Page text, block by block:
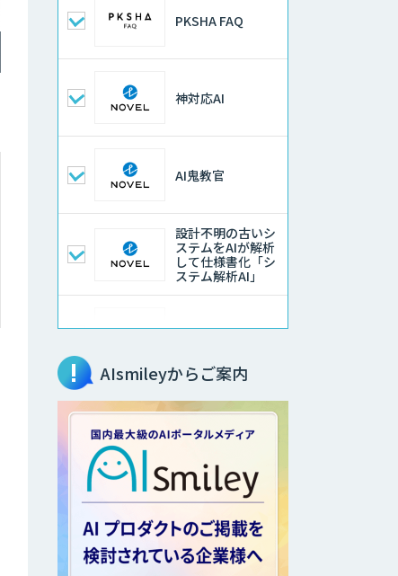
PKSHA FAQ
神対応AI
AI鬼教官
設計不明の古いシ
ステムをAIが解析
して仕様書化「シ
ステム解析AI」
LLMOチェキ
AIエージェント開
発支援
AIエンジニアアカ
デミー（バイブコ
ーディング研修）
aiDAPTIV+
AIsmileyからご案内